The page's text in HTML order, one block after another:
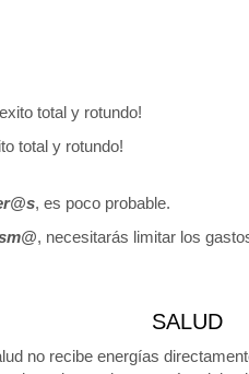
total y rotundo!
total y rotundo!
, es poco probable.
, necesitarás limitar los
SALUD
no recibe energías